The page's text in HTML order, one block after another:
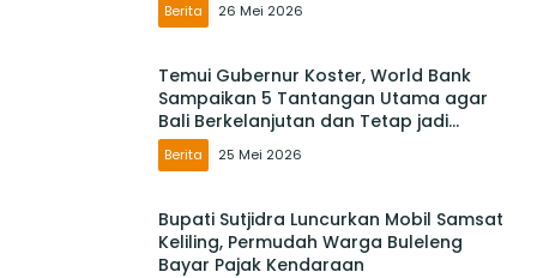
Berita 26 Mei 2026
Temui Gubernur Koster, World Bank
Sampaikan 5 Tantangan Utama agar
Bali Berkelanjutan dan Tetap jadi
Primadona
Berita 25 Mei 2026
Bupati Sutjidra Luncurkan Mobil Samsat
Keliling, Permudah Warga Buleleng
Bayar Pajak Kendaraan